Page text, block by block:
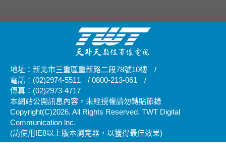
地址：新北市三重區重新路二段78號10樓
/
電話：(02)2974-5511
/ 0800-213-061
/
傳真：(02)2973-4717
本網站公開訊息內容，未經授權請勿轉貼節錄
Copyright(C)2026. All Rights Reserved. TWT Digital
Communication lnc.
(請使用IE8以上版本瀏覽器，以獲得最佳效果)